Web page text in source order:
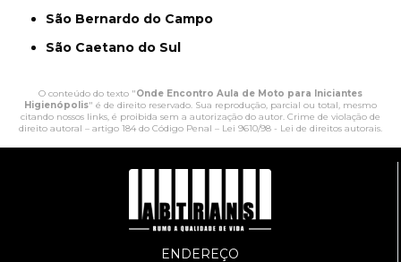
São Bernardo do Campo
São Caetano do Sul
O conteúdo do texto "Onde Encontro Aula de Moto para Iniciantes
Higienópolis" é de direito reservado. Sua reprodução, parcial ou total, mesmo
citando nossos links, é proibida sem a autorização do autor. Crime de violação de
direito autoral – artigo 184 do Código Penal – Lei 9610/98 - Lei de direitos autorais.
ENDEREÇO